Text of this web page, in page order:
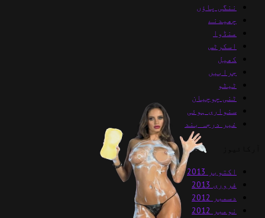
ننگی پاؤں
چھیدنے
منڈوا
اسکرٹس
کھیل
جرابیں
ٹیٹو
ٹنی چوچیان
سنواری ہوئی
غیر درجہ بند
اکتوبر 2013
فروری 2013
دسمبر 2012
نومبر 2012